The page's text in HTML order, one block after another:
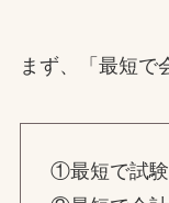
まず、「最短で
①最短で試